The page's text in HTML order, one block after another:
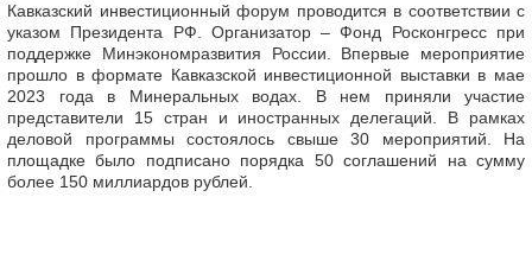
Кавказский инвестиционный форум проводится в соответствии с
указом Президента РФ. Организатор – Фонд Росконгресс при
поддержке Минэкономразвития России. Впервые мероприятие
прошло в формате Кавказской инвестиционной выставки в мае
2023 года в Минеральных водах. В нем приняли участие
представители 15 стран и иностранных делегаций. В рамках
деловой программы состоялось свыше 30 мероприятий. На
площадке было подписано порядка 50 соглашений на сумму
более 150 миллиардов рублей.